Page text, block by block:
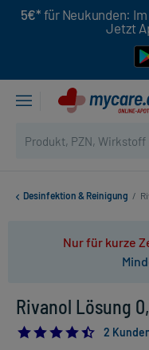
5€* für Neukunden: Im
Jetzt
Desinfektion & Reinigung /
Nur für kurze
Rivanol Lösung
4.5
2